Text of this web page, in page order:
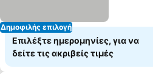
Δημοφιλής επιλογή
Επιλέξτε ημερομηνίες, για να
δείτε τις ακριβείς τιμές